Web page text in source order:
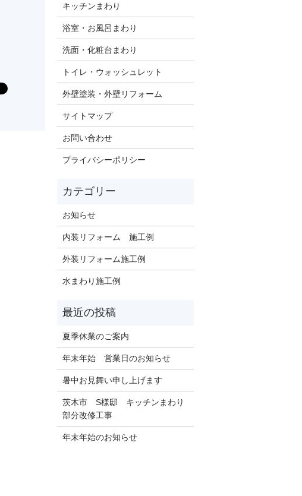
キッチンまわり
浴室・お風呂まわり
洗面・化粧台まわり
トイレ・ウォッシュレット
外壁塗装・外壁リフォーム
サイトマップ
お問い合わせ
プライバシーポリシー
お知らせ
内装リフォーム 施工例
外装リフォーム施工例
水まわり施工例
夏季休業のご案内
年末年始 営業日のお知らせ
暑中お見舞い申し上げます
茨木市 S様邸 キッチンまわり
部分改修工事
年末年始のお知らせ